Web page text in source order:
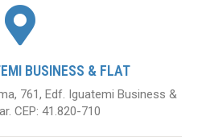
BUSINESS & FLAT
761, Edf. Iguatemi Business &
CEP: 41.820-710